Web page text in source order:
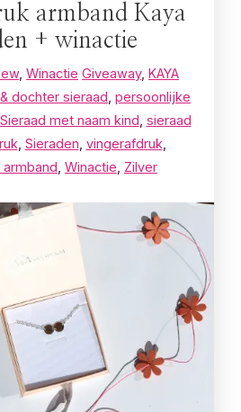
armband Kaya
+ winactie
, Winactie Giveaway, KAYA
dochter sieraad persoonlijke
Sieraad met naam kind sieraad
Sieraden vingerafdruk
Winactie Zilver